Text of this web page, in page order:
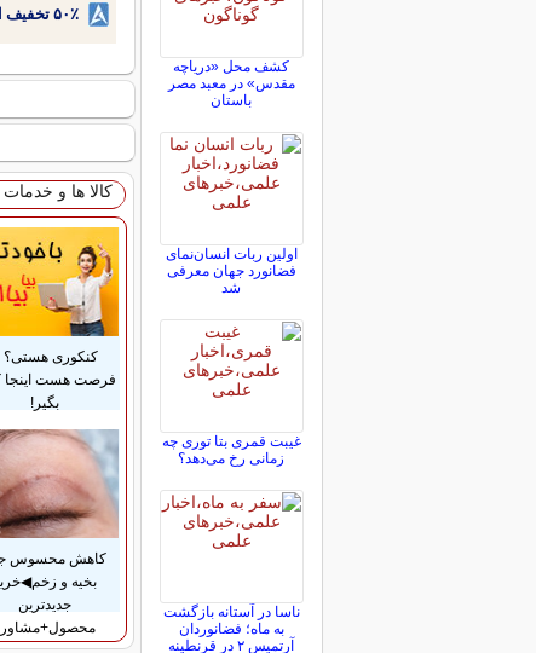
۵۰٪ تخفیف ارتودنسی دندان اقساطی بدون نیاز به چک یا سفته!
کالا ها و
کنکوری هستی؟
فرصت هست اینجا
بگیر!
کاهش محسوس
بخیه و
جدیدترین
کشف محل «دریاچه
مقدس» در معبد مصر
باستان
اولین ربات انسان‌نمای
فضانورد جهان معرفی
شد
غیبت قمری بتا توری چه
زمانی رخ می‌دهد؟
ناسا در آستانه بازگشت
به ماه؛ فضانوردان
آرتمیس ۲ در قرنطینه